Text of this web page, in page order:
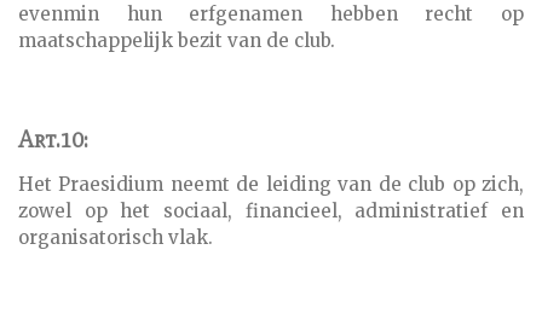
evenmin hun erfgenamen hebben recht op
maatschappelijk bezit van de club.
Art.10:
Het Praesidium neemt de leiding van de club op zich,
zowel op het sociaal, financieel, administratief en
organisatorisch vlak.